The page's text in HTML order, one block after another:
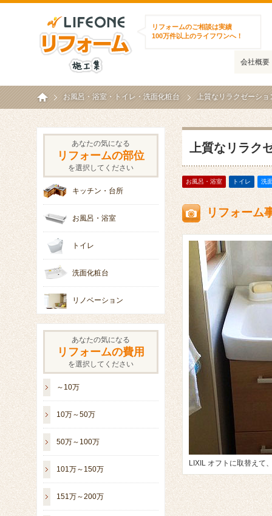
リフォームのご相談は実績
100万件以上のライフワンへ！
会社概要
ホームお風呂・浴室 ・ トイレ ・洗面化粧台 上質なリラクゼーシ
上質なリラク
お風呂・浴室 トイレ 洗
リフォーム
LIXIL オフトに取替えて
あなたの気になる
リフォームの部位
を選択してください
キッチン・台所
お風呂・浴室
トイレ
洗面化粧台
リノベーション
あなたの気になる
リフォームの費用
を選択してください
～10万
10万～50万
50万～100万
101万～150万
151万～200万